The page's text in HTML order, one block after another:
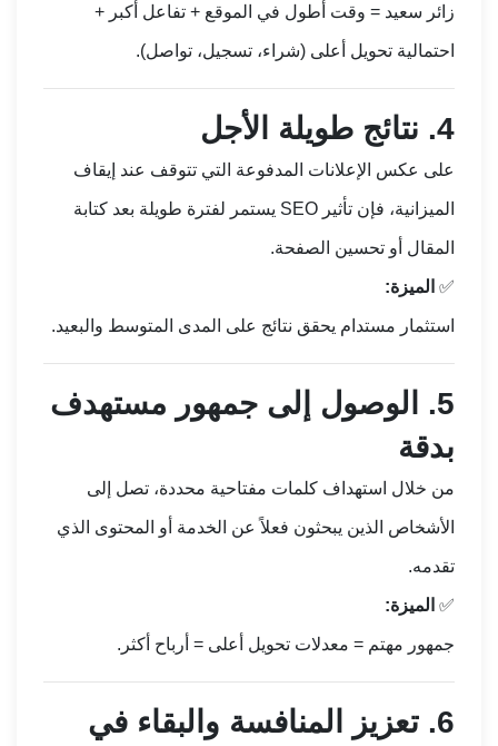
زائر سعيد = وقت أطول في الموقع + تفاعل أكبر +
احتمالية تحويل أعلى (شراء، تسجيل، تواصل).
4. نتائج طويلة الأجل
على عكس الإعلانات المدفوعة التي تتوقف عند إيقاف
الميزانية، فإن تأثير SEO يستمر لفترة طويلة بعد كتابة
المقال أو تحسين الصفحة.
✅ الميزة:
استثمار مستدام يحقق نتائج على المدى المتوسط والبعيد.
5.
الوصول إلى جمهور مستهدف
بدقة
من خلال استهداف كلمات مفتاحية محددة، تصل إلى
الأشخاص الذين يبحثون فعلاً عن الخدمة أو المحتوى الذي
تقدمه.
✅ الميزة:
جمهور مهتم = معدلات تحويل أعلى = أرباح أكثر.
6. تعزيز المنافسة والبقاء في